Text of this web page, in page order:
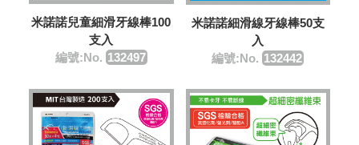
米諾諾兒童細滑牙線棒100
支入
編號:No. 132497
米諾諾細滑線牙線棒50支
入
編號:No. 132442